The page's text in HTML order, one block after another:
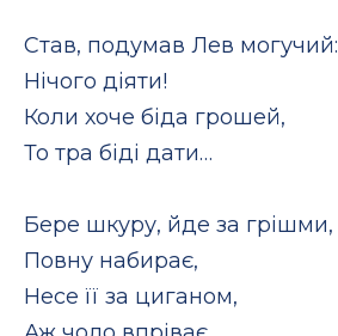
Став, подумав Лев могучий:
Нічого діяти!
Коли хоче біда грошей,
То тра біді дати…
Бере шкуру, йде за грішми,
Повну набирає,
Несе її за циганом,